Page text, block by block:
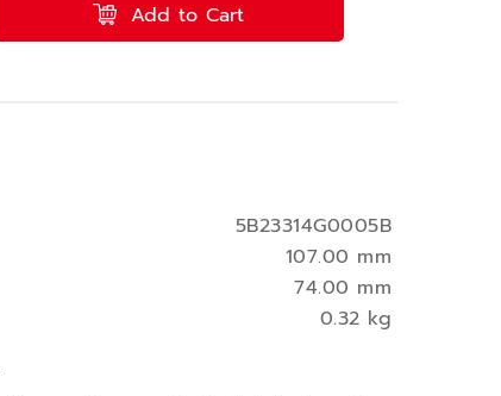
Add to Cart
74.00 mm
5B23314G0005B
0.32 kg
107.00 mm